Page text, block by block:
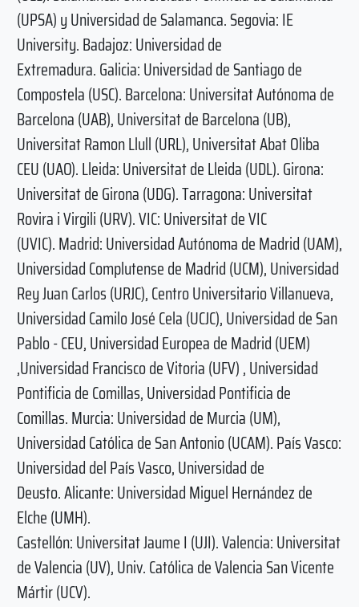
(UPSA) y Universidad de Salamanca. Segovia: IE
University. Badajoz: Universidad de
Extremadura. Galicia: Universidad de Santiago de
Compostela (USC). Barcelona: Universitat Autónoma de
Barcelona (UAB), Universitat de Barcelona (UB),
Universitat Ramon Llull (URL), Universitat Abat Oliba
CEU (UAO). Lleida: Universitat de Lleida (UDL). Girona:
Universitat de Girona (UDG). Tarragona: Universitat
Rovira i Virgili (URV). VIC: Universitat de VIC
(UVIC). Madrid: Universidad Autónoma de Madrid (UAM),
Universidad Complutense de Madrid (UCM), Universidad
Rey Juan Carlos (URJC), Centro Universitario Villanueva,
Universidad Camilo José Cela (UCJC), Universidad de San
Pablo - CEU, Universidad Europea de Madrid (UEM)
,Universidad Francisco de Vitoria (UFV) , Universidad
Pontificia de Comillas, Universidad Pontificia de
Comillas. Murcia: Universidad de Murcia (UM),
Universidad Católica de San Antonio (UCAM). País Vasco:
Universidad del País Vasco, Universidad de
Deusto. Alicante: Universidad Miguel Hernández de
Elche (UMH).
Castellón: Universitat Jaume I (UJI). Valencia: Universitat
de Valencia (UV), Univ. Católica de Valencia San Vicente
Mártir (UCV).